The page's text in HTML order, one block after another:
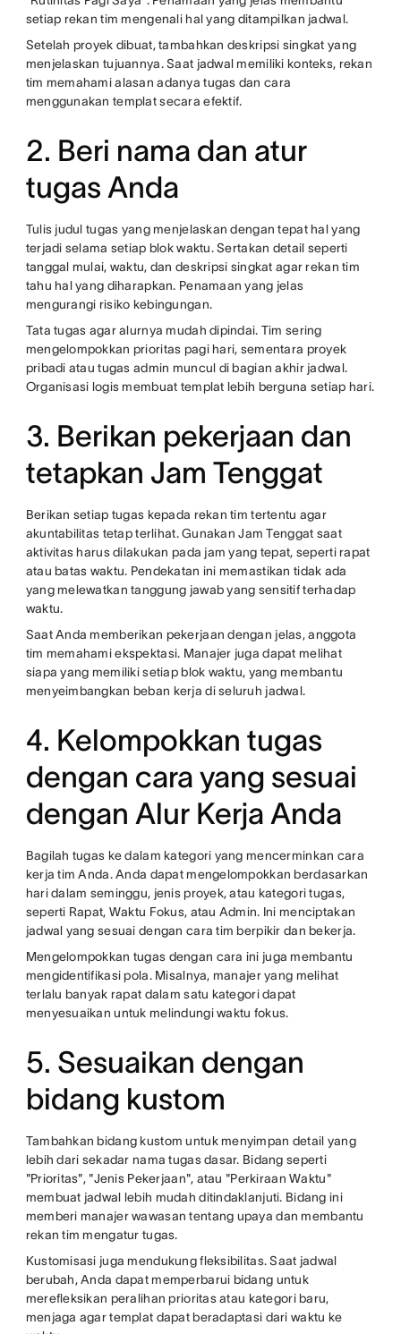
setiap rekan tim mengenali hal yang ditampilkan jadwal.
Setelah proyek dibuat, tambahkan deskripsi singkat yang
menjelaskan tujuannya. Saat jadwal memiliki konteks, rekan
tim memahami alasan adanya tugas dan cara
menggunakan templat secara efektif.
2. Beri nama dan atur
tugas Anda
Tulis judul tugas yang menjelaskan dengan tepat hal yang
terjadi selama setiap blok waktu. Sertakan detail seperti
tanggal mulai, waktu, dan deskripsi singkat agar rekan tim
tahu hal yang diharapkan. Penamaan yang jelas
mengurangi risiko kebingungan.
Tata tugas agar alurnya mudah dipindai. Tim sering
mengelompokkan prioritas pagi hari, sementara proyek
pribadi atau tugas admin muncul di bagian akhir jadwal.
Organisasi logis membuat templat lebih berguna setiap hari.
3. Berikan pekerjaan dan
tetapkan Jam Tenggat
Berikan setiap tugas kepada rekan tim tertentu agar
akuntabilitas tetap terlihat. Gunakan Jam Tenggat saat
aktivitas harus dilakukan pada jam yang tepat, seperti rapat
atau batas waktu. Pendekatan ini memastikan tidak ada
yang melewatkan tanggung jawab yang sensitif terhadap
waktu.
Saat Anda memberikan pekerjaan dengan jelas, anggota
tim memahami ekspektasi. Manajer juga dapat melihat
siapa yang memiliki setiap blok waktu, yang membantu
menyeimbangkan beban kerja di seluruh jadwal.
4. Kelompokkan tugas
dengan cara yang sesuai
dengan Alur Kerja Anda
Bagilah tugas ke dalam kategori yang mencerminkan cara
kerja tim Anda. Anda dapat mengelompokkan berdasarkan
hari dalam seminggu, jenis proyek, atau kategori tugas,
seperti Rapat, Waktu Fokus, atau Admin. Ini menciptakan
jadwal yang sesuai dengan cara tim berpikir dan bekerja.
Mengelompokkan tugas dengan cara ini juga membantu
mengidentifikasi pola. Misalnya, manajer yang melihat
terlalu banyak rapat dalam satu kategori dapat
menyesuaikan untuk melindungi waktu fokus.
5. Sesuaikan dengan
bidang kustom
Tambahkan bidang kustom untuk menyimpan detail yang
lebih dari sekadar nama tugas dasar. Bidang seperti
"Prioritas", "Jenis Pekerjaan", atau "Perkiraan Waktu"
membuat jadwal lebih mudah ditindaklanjuti. Bidang ini
memberi manajer wawasan tentang upaya dan membantu
rekan tim mengatur tugas.
Kustomisasi juga mendukung fleksibilitas. Saat jadwal
berubah, Anda dapat memperbarui bidang untuk
merefleksikan peralihan prioritas atau kategori baru,
menjaga agar templat dapat beradaptasi dari waktu ke